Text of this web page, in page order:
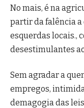
No mais, é na
partir da falência a
esquerdas locais.,
desestimulantes
Sem agradar a
empregos,
demagogia das